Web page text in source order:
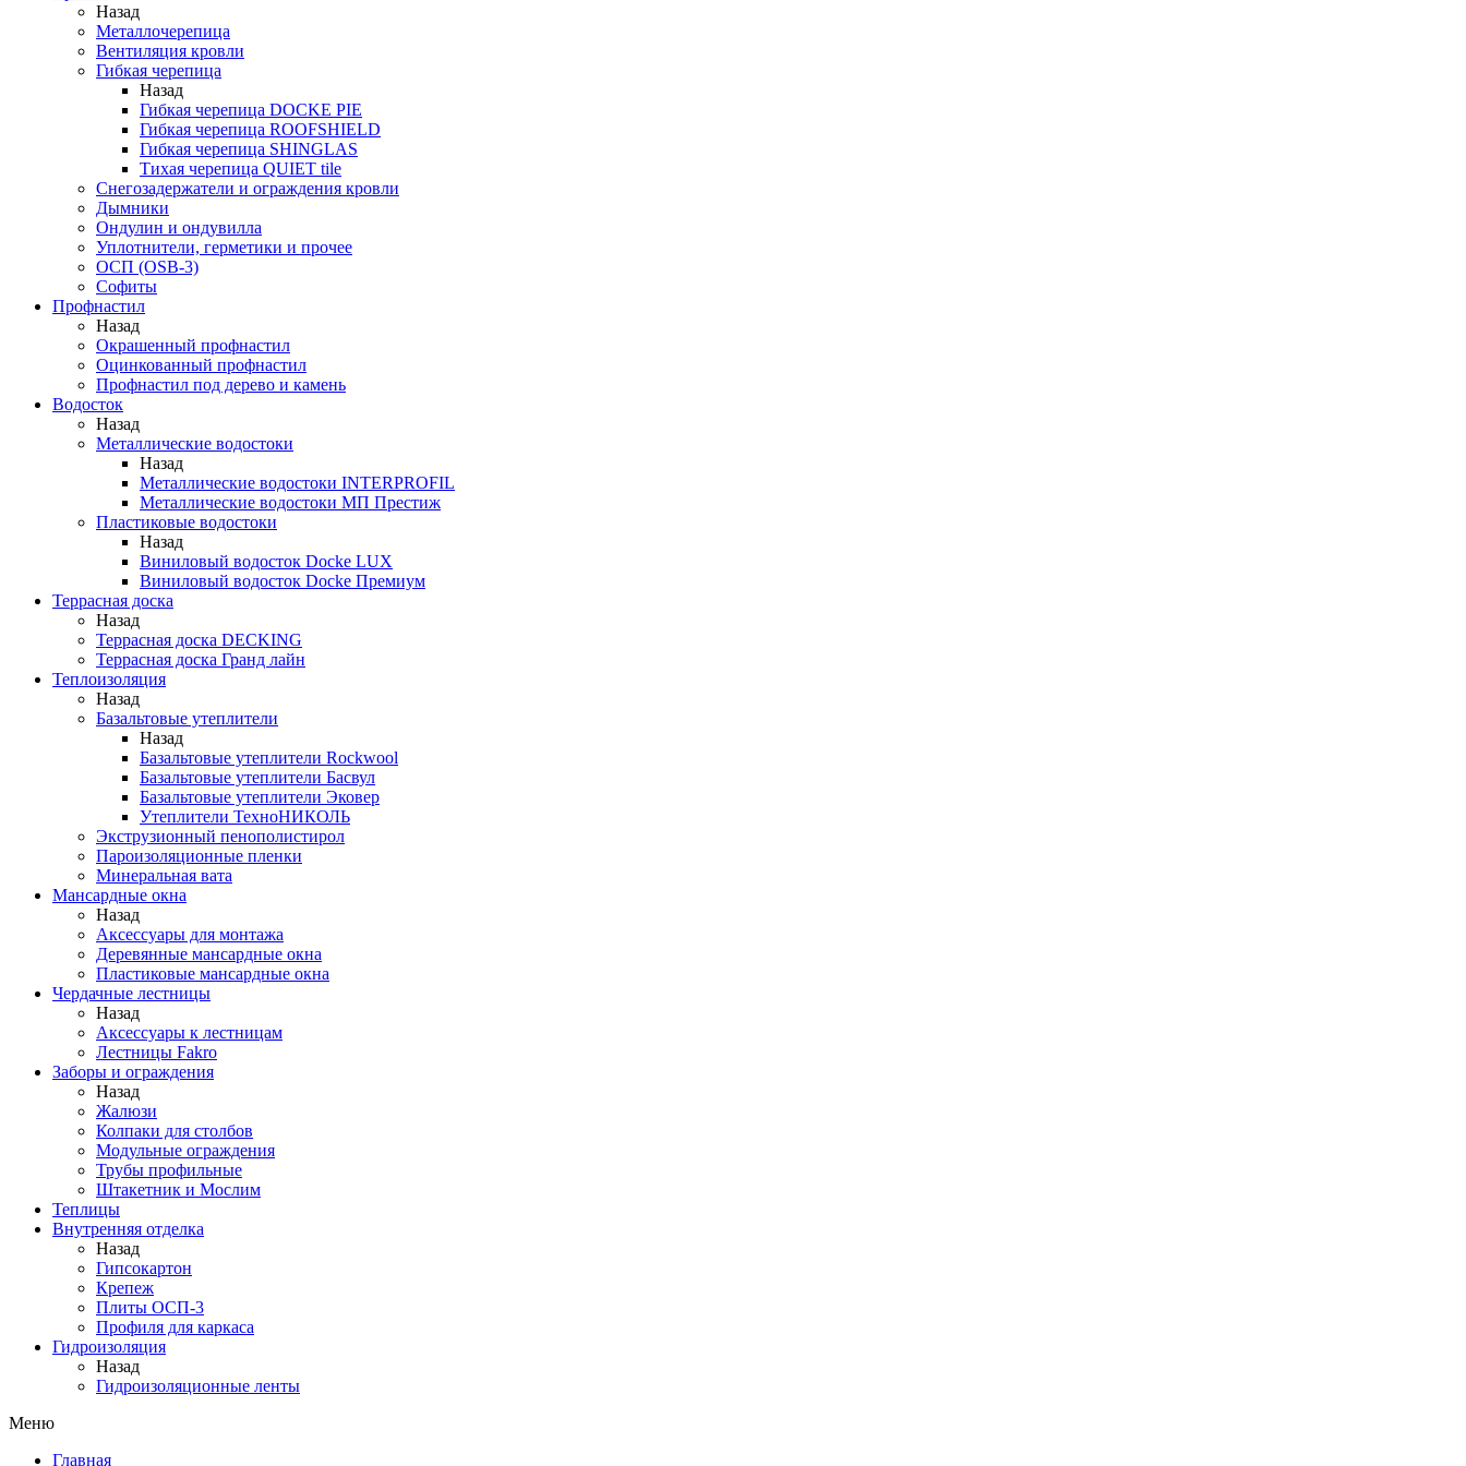
Назад
Металлочерепица
Вентиляция кровли
Гибкая черепица
Назад
Гибкая черепица DOCKE PIE
Гибкая черепица ROOFSHIELD
Гибкая черепица SHINGLAS
Тихая черепица QUIET tile
Снегозадержатели и ограждения кровли
Дымники
Ондулин и ондувилла
Уплотнители, герметики и прочее
ОСП (OSB-3)
Софиты
Профнастил
Назад
Окрашенный профнастил
Оцинкованный профнастил
Профнастил под дерево и камень
Водосток
Назад
Металлические водостоки
Назад
Металлические водостоки INTERPROFIL
Металлические водостоки МП Престиж
Пластиковые водостоки
Назад
Виниловый водосток Docke LUX
Виниловый водосток Docke Премиум
Террасная доска
Назад
Террасная доска DECKING
Террасная доска Гранд лайн
Теплоизоляция
Назад
Базальтовые утеплители
Назад
Базальтовые утеплители Rockwool
Базальтовые утеплители Басвул
Базальтовые утеплители Эковер
Утеплители ТехноНИКОЛЬ
Экструзионный пенополистирол
Пароизоляционные пленки
Минеральная вата
Мансардные окна
Назад
Аксессуары для монтажа
Деревянные мансардные окна
Пластиковые мансардные окна
Чердачные лестницы
Назад
Аксессуары к лестницам
Лестницы Fakro
Заборы и ограждения
Назад
Жалюзи
Колпаки для столбов
Модульные ограждения
Трубы профильные
Штакетник и Мослим
Теплицы
Внутренняя отделка
Назад
Гипсокартон
Крепеж
Плиты ОСП-3
Профиля для каркаса
Гидроизоляция
Назад
Гидроизоляционные ленты
Меню
Главная